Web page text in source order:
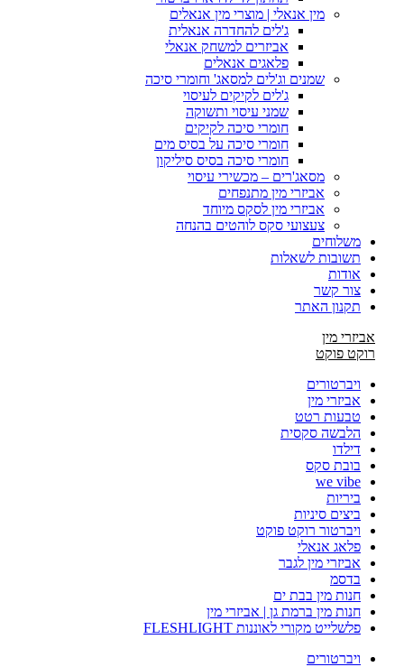
מין אנאלי | מוצרי מין אנאלים
ג'לים להחדרה אנאלית
אביזרים למשחק אנאלי
פלאגים אנאלים
שמנים וג'לים למסאג' וחומרי סיכה
ג'לים לקיקים לעיסוי
שמני עיסוי ותשוקה
חומרי סיכה לקיקים
חומרי סיכה על בסיס מים
חומרי סיכה בסיס סיליקון
מסאג'רים – מכשירי עיסוי
אביזרי מין מתנפחים
אביזרי מין לסקס מיוחד
צעצועי סקס לוהטים בהנחה
משלוחים
תשובות לשאלות
אודות
צור קשר
תקנון האתר
אביזרי מין
רוקט פוקט
ויברטורים
אביזרי מין
טבעות רטט
הלבשה סקסית
דילדו
בובת סקס
we vibe
ביריות
ביצים סיניות
ויברטור רוקט פוקט
פלאג אנאלי
אביזרי מין לגבר
בדסמ
חנות מין בבת ים
חנות מין ברמת גן | אביזרי מין
פלשלייט מקורי לאוננות FLESHLIGHT
ויברטורים